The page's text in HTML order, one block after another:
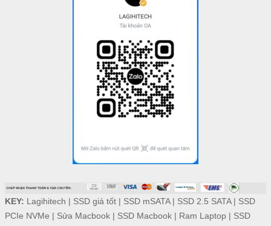
KEY: Lagihitech | SSD giá tốt| SSD mSATA| SSD 2.5 SATA| SSD
PCIe NVMe | Sửa Macbook| SSD Macbook| Ram Laptop| SSD